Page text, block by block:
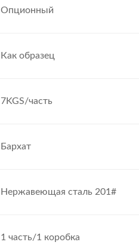
Опционный
Как образец
7KGS/часть
Бархат
Нержавеющая сталь 201#
1 часть/1 коробка